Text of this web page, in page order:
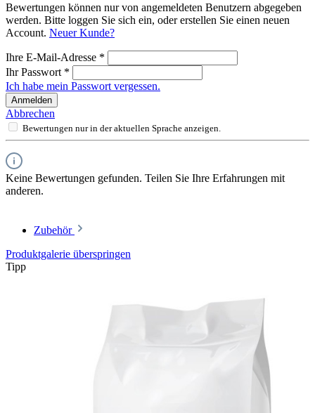
Bewertungen können nur von angemeldeten Benutzern abgegeben
werden. Bitte loggen Sie sich ein, oder erstellen Sie einen neuen
Account. Neuer Kunde?
Ihre E-Mail-Adresse *
Ihr Passwort *
Ich habe mein Passwort vergessen.
Anmelden
Abbrechen
Bewertungen nur in der aktuellen Sprache anzeigen.
Keine Bewertungen gefunden. Teilen Sie Ihre Erfahrungen mit
anderen.
Zubehör
Produktgalerie überspringen
Tipp